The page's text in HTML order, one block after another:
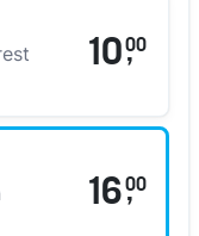
10,
00
16,
00